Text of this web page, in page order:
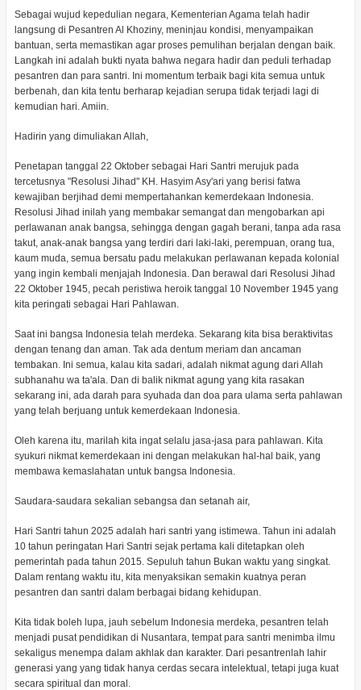
Sebagai wujud kepedulian negara, Kementerian Agama telah hadir
langsung di Pesantren Al Khoziny, meninjau kondisi, menyampaikan
bantuan, serta memastikan agar proses pemulihan berjalan dengan baik.
Langkah ini adalah bukti nyata bahwa negara hadir dan peduli terhadap
pesantren dan para santri. Ini momentum terbaik bagi kita semua untuk
berbenah, dan kita tentu berharap kejadian serupa tidak terjadi lagi di
kemudian hari. Amiin.
Hadirin yang dimuliakan Allah,
Penetapan tanggal 22 Oktober sebagai Hari Santri merujuk pada
tercetusnya "Resolusi Jihad" KH. Hasyim Asy'ari yang berisi fatwa
kewajiban berjihad demi mempertahankan kemerdekaan Indonesia.
Resolusi Jihad inilah yang membakar semangat dan mengobarkan api
perlawanan anak bangsa, sehingga dengan gagah berani, tanpa ada rasa
takut, anak-anak bangsa yang terdiri dari laki-laki, perempuan, orang tua,
kaum muda, semua bersatu padu melakukan perlawanan kepada kolonial
yang ingin kembali menjajah Indonesia. Dan berawal dari Resolusi Jihad
22 Oktober 1945, pecah peristiwa heroik tanggal 10 November 1945 yang
kita peringati sebagai Hari Pahlawan.
Saat ini bangsa Indonesia telah merdeka. Sekarang kita bisa beraktivitas
dengan tenang dan aman. Tak ada dentum meriam dan ancaman
tembakan. Ini semua, kalau kita sadari, adalah nikmat agung dari Allah
subhanahu wa ta'ala. Dan di balik nikmat agung yang kita rasakan
sekarang ini, ada darah para syuhada dan doa para ulama serta pahlawan
yang telah berjuang untuk kemerdekaan Indonesia.
Oleh karena itu, marilah kita ingat selalu jasa-jasa para pahlawan. Kita
syukuri nikmat kemerdekaan ini dengan melakukan hal-hal baik, yang
membawa kemaslahatan untuk bangsa Indonesia.
Saudara-saudara sekalian sebangsa dan setanah air,
Hari Santri tahun 2025 adalah hari santri yang istimewa. Tahun ini adalah
10 tahun peringatan Hari Santri sejak pertama kali ditetapkan oleh
pemerintah pada tahun 2015. Sepuluh tahun Bukan waktu yang singkat.
Dalam rentang waktu itu, kita menyaksikan semakin kuatnya peran
pesantren dan santri dalam berbagai bidang kehidupan.
Kita tidak boleh lupa, jauh sebelum Indonesia merdeka, pesantren telah
menjadi pusat pendidikan di Nusantara, tempat para santri menimba ilmu
sekaligus menempa dalam akhlak dan karakter. Dari pesantrenlah lahir
generasi yang yang tidak hanya cerdas secara intelektual, tetapi juga kuat
secara spiritual dan moral.